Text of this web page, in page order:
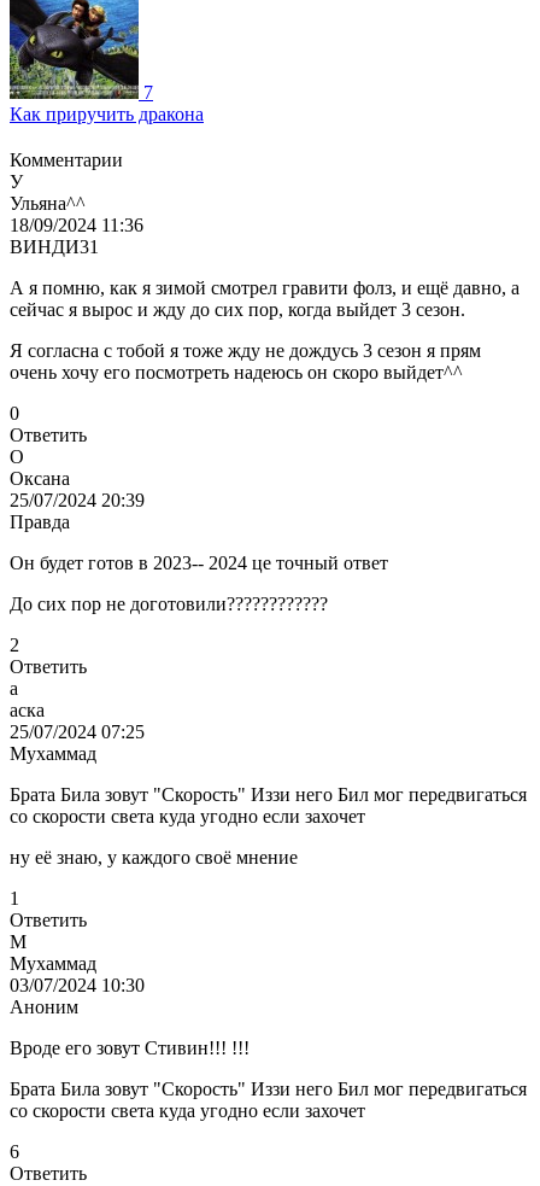
7
Как приручить дракона
Комментарии
У
Ульяна^^
18/09/2024 11:36
ВИНДИ31
А я помню, как я зимой смотрел гравити фолз, и ещё давно, а
сейчас я вырос и жду до сих пор, когда выйдет 3 сезон.
Я согласна с тобой я тоже жду не дождусь 3 сезон я прям
очень хочу его посмотреть надеюсь он скоро выйдет^^
0
Ответить
О
Оксана
25/07/2024 20:39
Правда
Он будет готов в 2023-- 2024 це точный ответ
До сих пор не доготовили????????????
2
Ответить
а
аска
25/07/2024 07:25
Мухаммад
Брата Била зовут "Скорость" Иззи него Бил мог передвигаться
со скорости света куда угодно если захочет
ну её знаю, у каждого своё мнение
1
Ответить
М
Мухаммад
03/07/2024 10:30
Аноним
Вроде его зовут Стивин!!! !!!
Брата Била зовут "Скорость" Иззи него Бил мог передвигаться
со скорости света куда угодно если захочет
6
Ответить